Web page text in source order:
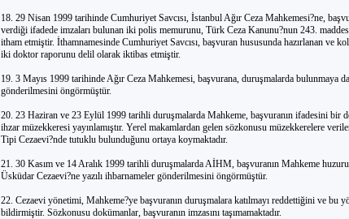
18. 29 Nisan 1999 tarihinde Cumhuriyet Savcısı, İstanbul Ağır Ceza Mahkemesi?ne,
verdiği ifadede imzaları bulunan iki polis memurunu, Türk Ceza Kanunu?nun 243.
itham etmiştir. İthamnamesinde Cumhuriyet Savcısı, başvuran hususunda hazırlanan ve
iki doktor raporunu delil olarak iktibas etmiştir.
19. 3 Mayıs 1999 tarihinde Ağır Ceza Mahkemesi, başvurana, duruşmalarda bulunmaya
gönderilmesini öngörmüştür.
20. 23 Haziran ve 23 Eylül 1999 tarihli duruşmalarda Mahkeme, başvuranın ifadesini bir
ihzar müzekkeresi yayınlamıştır. Yerel makamlardan gelen sözkonusu müzekkerelere
Tipi Cezaevi?nde tutuklu bulunduğunu ortaya koymaktadır.
21. 30 Kasım ve 14 Aralık 1999 tarihli duruşmalarda AİHM, başvuranın Mahkeme
Üsküdar Cezaevi?ne yazılı ihbarnameler gönderilmesini öngörmüştür.
22. Cezaevi yönetimi, Mahkeme?ye başvuranın duruşmalara katılmayı reddettiğini ve bu
bildirmiştir. Sözkonusu dokümanlar, başvuranın imzasını taşımamaktadır.